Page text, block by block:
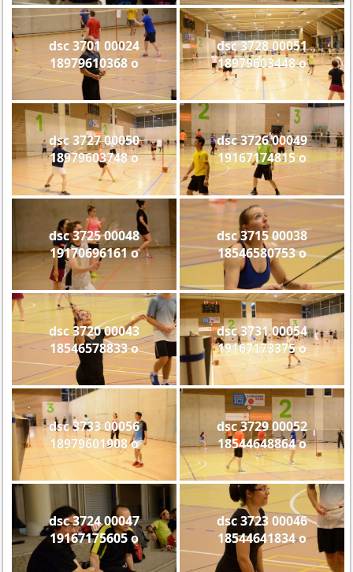
dsc 3701 00024
18979610368 o
dsc 3728 00051
18979603448 o
dsc 3727 00050
18979603748 o
dsc 3726 00049
19167174815 o
dsc 3725 00048
19170696161 o
dsc 3715 00038
18546580753 o
dsc 3720 00043
18546578833 o
dsc 3731 00054
19167173375 o
dsc 3733 00056
18979601908 o
dsc 3729 00052
18544648864 o
dsc 3724 00047
19167175605 o
dsc 3723 00046
18544641834 o